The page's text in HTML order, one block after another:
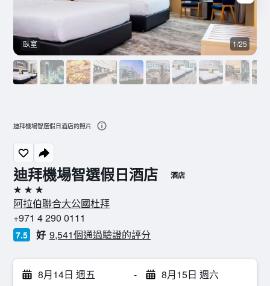
迪拜機場智選假日酒店 酒店
3星級
阿拉伯聯合大公國杜拜
+971 4 290 0111
7.5 好 9,541個通過驗證的評分
8月14日 週五 - 8月15日 週六
臥室 1/25
迪拜機場智選假日酒店的照片